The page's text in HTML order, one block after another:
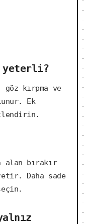
yeterli?
kırpma ve
Ek
bırakır
Daha sade